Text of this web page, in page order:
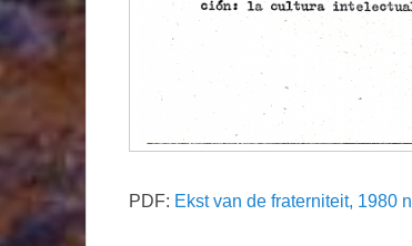
PDF: Ekst van de fraterniteit, 1980 nl